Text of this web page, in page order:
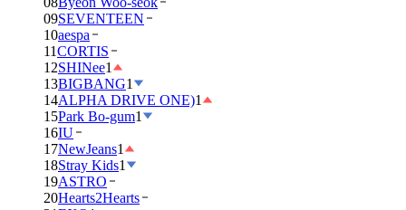
09SEVENTEEN
10aespa
11CORTIS
12SHINee1
13BIGBANG1
14ALPHA DRIVE ONE)1
15Park Bo-gum1
16IU
17NewJeans1
18Stray Kids1
19ASTRO
20Hearts2Hearts